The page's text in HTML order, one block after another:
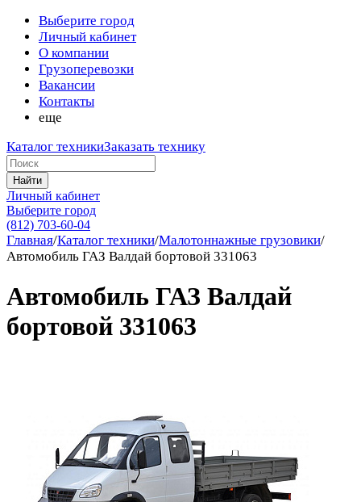
Выберите город
Личный кабинет
О компании
Грузоперевозки
Вакансии
Контакты
еще
Каталог техникиЗаказать технику
Найти
Личный кабинет
Выберите город
(812) 703-60-04
Главная/Каталог техники/Малотоннажные грузовики/
Автомобиль ГАЗ Валдай бортовой 331063
Автомобиль ГАЗ Валдай
бортовой 331063